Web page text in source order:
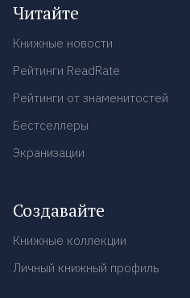
Читайте
Книжные новости
Рейтинги ReadRate
Рейтинги от знаменитостей
Бестселлеры
Экранизации
Создавайте
Книжные коллекции
Личный книжный профиль